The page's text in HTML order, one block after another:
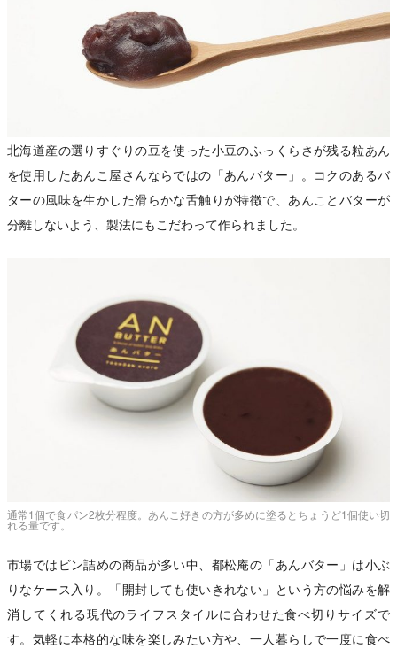
北海道産の選りすぐりの豆を使った小豆のふっくらさが残る粒あん
を使用したあんこ屋さんならではの「あんバター」。コクのあるバ
ターの風味を生かした滑らかな舌触りが特徴で、あんことバターが
分離しないよう、製法にもこだわって作られました。
通常1個で食パン2枚分程度。あんこ好きの方が多めに塗るとちょうど1個使い切
れる量です。
市場ではビン詰めの商品が多い中、都松庵の「あんバター」は小ぶ
りなケース入り。「開封しても使いきれない」という方の悩みを解
消してくれる現代のライフスタイルに合わせた食べ切りサイズで
す。気軽に本格的な味を楽しみたい方や、一人暮らしで一度に食べ